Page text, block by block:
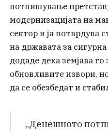
потпишување
модернизацијата на
сектор и ја потврдува
на државата за
додаде дека земјава го
обновливите извори,
да се обезбедат и
„Денешното